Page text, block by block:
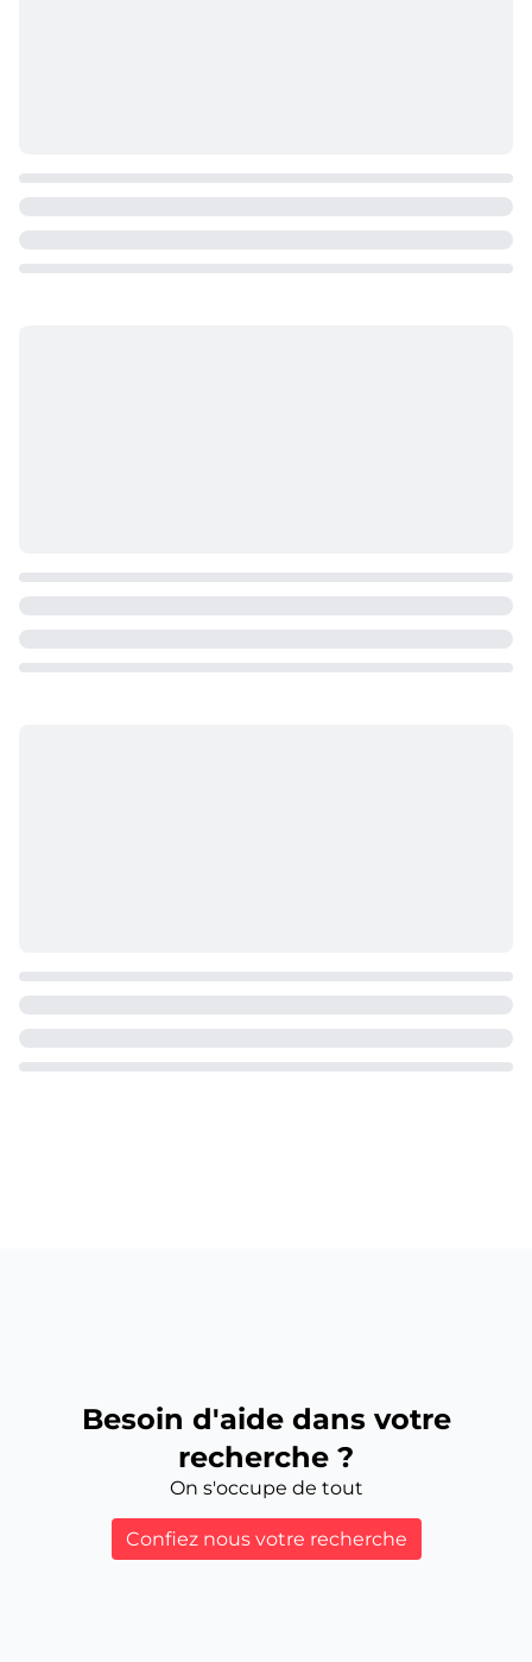
Besoin d'aide dans votre
recherche ?
On s'occupe de tout
Confiez nous votre recherche